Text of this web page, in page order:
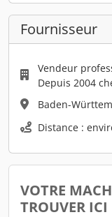
Fournisseur
Vendeur
Depuis 2004
Baden-
Distance :
VOTRE
TROUVER ICI